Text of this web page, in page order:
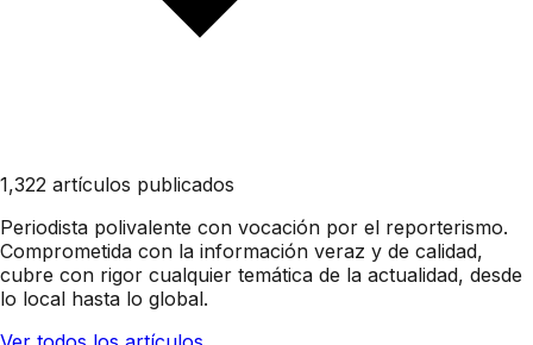
1,322 artículos publicados
Periodista polivalente con vocación por el reporterismo.
Comprometida con la información veraz y de calidad,
cubre con rigor cualquier temática de la actualidad, desde
lo local hasta lo global.